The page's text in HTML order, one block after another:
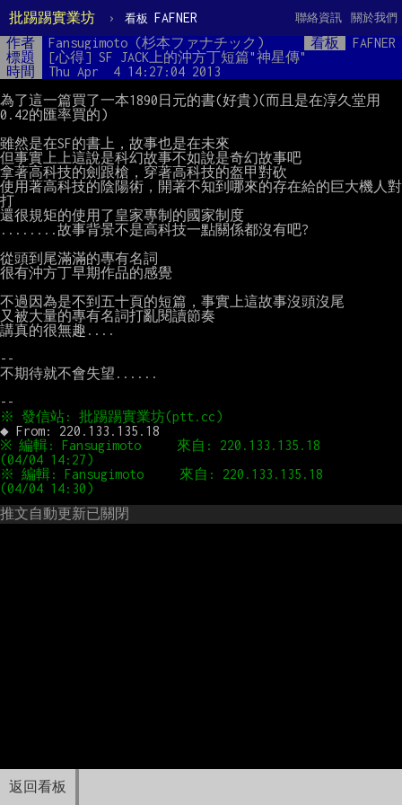
批踢踢實業坊 › 看板 FAFNER 關於我們
聯絡資訊
返回看板
作者 Fansugimoto (杉本ファナチック) 看板
FAFNER
標題
[心得] SF JACK上的沖方丁短篇"神星傳"
時間
Thu Apr  4 14:27:04 2013
為了這一篇買了一本1890日元的書(好貴)(而且是在淳久堂用
0.42的匯率買的)
雖然是在SF的書上，故事也是在未來
但事實上上這說是科幻故事不如說是奇幻故事吧
拿著高科技的劍跟槍，穿著高科技的盔甲對砍
使用著高科技的陰陽術，開著不知到哪來的存在給的巨大機人對
打
還很規矩的使用了皇家專制的國家制度
........故事背景不是高科技一點關係都沒有吧?
從頭到尾滿滿的專有名詞
很有沖方丁早期作品的感覺
不過因為是不到五十頁的短篇，事實上這故事沒頭沒尾
又被大量的專有名詞打亂閱讀節奏
講真的很無趣....
--
不期待就不會失望......
※ 編輯: Fansugimoto     來自: 220.133.135.18
※ 編輯: Fansugimoto     來自: 220.133.135.18
推文自動更新已關閉